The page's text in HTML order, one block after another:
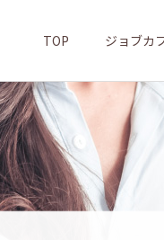
TOP ジョブカ